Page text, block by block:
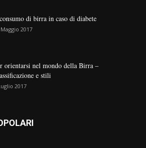
di birra in caso di diabete
2017
orientarsi nel mondo della Birra –
e stili
2017